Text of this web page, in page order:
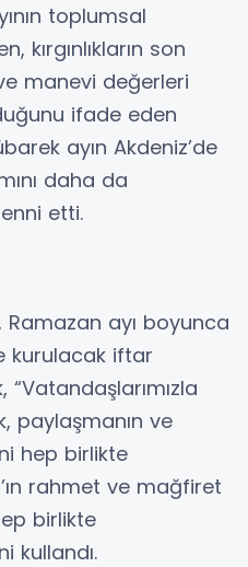
toplumsal
kırgınlıkların son
manevi değerleri
ifade eden
ayın Akdeniz’de
daha da
etti.
Ramazan ayı boyunca
kurulacak iftar
paylaşmanın ve
hep birlikte
rahmet ve mağfiret
birlikte
kullandı.